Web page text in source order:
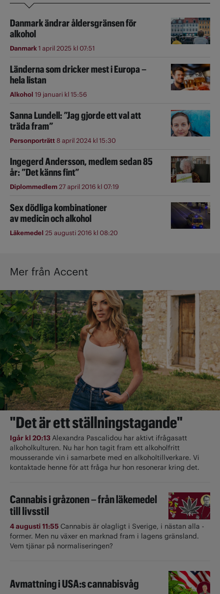
Danmark ändrar åldersgränsen för
alkohol
Danmark1 april 2025 kl 07:51
Länderna som dricker mest i Europa –
hela listan
Alkohol 19 januari kl 15:56
Sanna Lundell: ”Jag gjorde ett val att
träda fram”
Personporträtt8 april 2024 kl 15:30
Ingegerd Andersson, medlem sedan 85
år: ”Det känns fint”
Diplommedlem27 april 2016 kl 07:19
Sex dödliga kombinationer
av medicin och alkohol
Läkemedel 25 augusti 2016 kl 08:20
Mer från Accent
"Det är ett ställningstagande"
Igår kl 20:13Alexandra Pascalidou har aktivt ifrågasatt
alkoholkulturen. Nu har hon tagit fram ett alkoholfritt
mousserande vin i samarbete med en alkoholtillverkare. Vi
kontaktade henne för att fråga hur hon resonerar kring det.
Cannabis i gråzonen – från läkemedel
till livsstil
4 augusti 11:55 Cannabis är olagligt i ­Sverige, i nästan alla ­
former. Men nu växer en marknad fram i lagens gränsland.
Vem tjänar på normaliseringen?
Avmattning i USA:s cannabisvåg